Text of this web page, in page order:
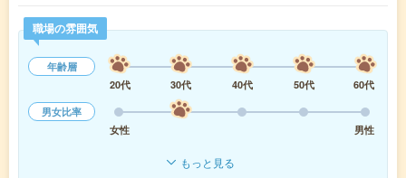
職場の雰囲気
年齢層
20代
30代 40代 50代
60代
男女比率
女性
男性
もっと見る